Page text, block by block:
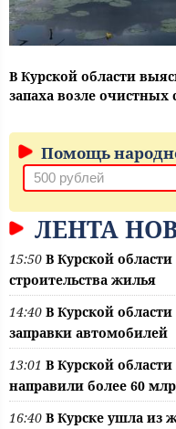
В Курской области
запаха возле
Помощь
ЛЕНТА
15:50 В Курской
строительства жилья
14:40 В Курской
заправки автомобилей
13:01 В Курской
направили более 60
16:40 В Курске ушла из